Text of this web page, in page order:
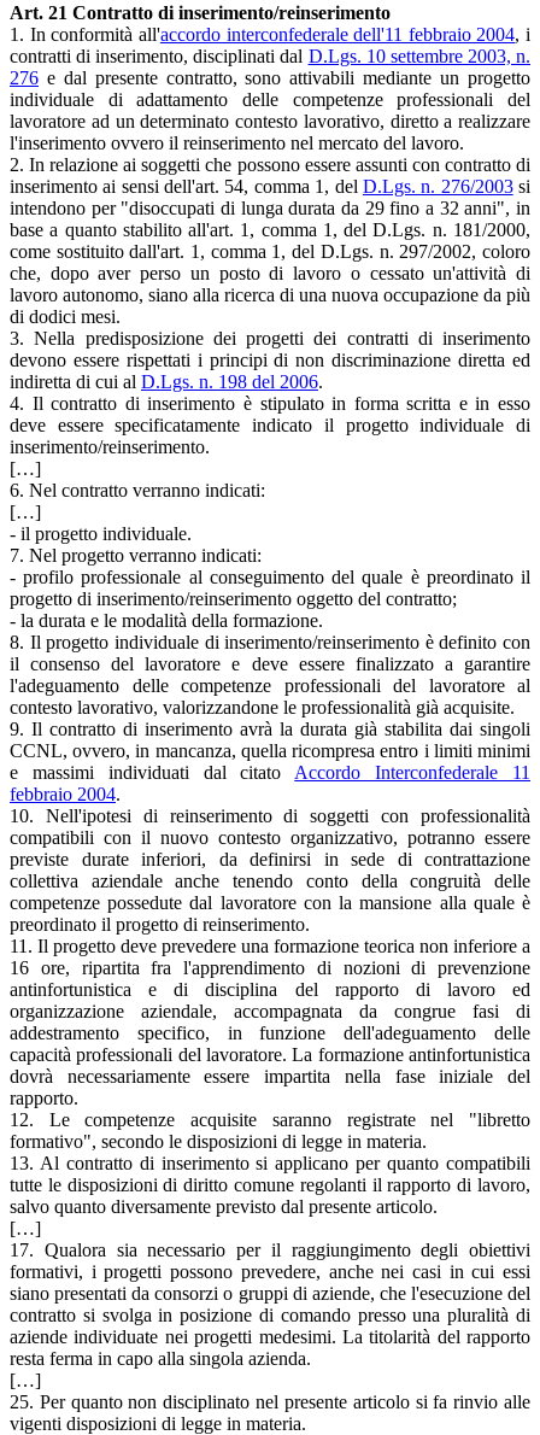
Art. 21 Contratto di inserimento/reinserimento
1. In conformità all'accordo interconfederale dell'11 febbraio 2004, i
contratti di inserimento, disciplinati dal D.Lgs. 10 settembre 2003, n.
276 e dal presente contratto, sono attivabili mediante un progetto
individuale di adattamento delle competenze professionali del
lavoratore ad un determinato contesto lavorativo, diretto a realizzare
l'inserimento ovvero il reinserimento nel mercato del lavoro.
2. In relazione ai soggetti che possono essere assunti con contratto di
inserimento ai sensi dell'art. 54, comma 1, del D.Lgs. n. 276/2003si
intendono per "disoccupati di lunga durata da 29 fino a 32 anni", in
base a quanto stabilito all'art. 1, comma 1, del D.Lgs. n. 181/2000,
come sostituito dall'art. 1, comma 1, del D.Lgs. n. 297/2002, coloro
che, dopo aver perso un posto di lavoro o cessato un'attività di
lavoro autonomo, siano alla ricerca di una nuova occupazione da più
di dodici mesi.
3. Nella predisposizione dei progetti dei contratti di inserimento
devono essere rispettati i principi di non discriminazione diretta ed
indiretta di cui al D.Lgs. n. 198 del 2006.
4. Il contratto di inserimento è stipulato in forma scritta e in esso
deve essere specificatamente indicato il progetto individuale di
inserimento/reinserimento.
[…]
6. Nel contratto verranno indicati:
[…]
- il progetto individuale.
7. Nel progetto verranno indicati:
- profilo professionale al conseguimento del quale è preordinato il
progetto di inserimento/reinserimento oggetto del contratto;
- la durata e le modalità della formazione.
8. Il progetto individuale di inserimento/reinserimento è definito con
il consenso del lavoratore e deve essere finalizzato a garantire
l'adeguamento delle competenze professionali del lavoratore al
contesto lavorativo, valorizzandone le professionalità già acquisite.
9. Il contratto di inserimento avrà la durata già stabilita dai singoli
CCNL, ovvero, in mancanza, quella ricompresa entro i limiti minimi
e massimi individuati dal citato Accordo Interconfederale 11
febbraio 2004.
10. Nell'ipotesi di reinserimento di soggetti con professionalità
compatibili con il nuovo contesto organizzativo, potranno essere
previste durate inferiori, da definirsi in sede di contrattazione
collettiva aziendale anche tenendo conto della congruità delle
competenze possedute dal lavoratore con la mansione alla quale è
preordinato il progetto di reinserimento.
11. Il progetto deve prevedere una formazione teorica non inferiore a
16 ore, ripartita fra l'apprendimento di nozioni di prevenzione
antinfortunistica e di disciplina del rapporto di lavoro ed
organizzazione aziendale, accompagnata da congrue fasi di
addestramento specifico, in funzione dell'adeguamento delle
capacità professionali del lavoratore. La formazione antinfortunistica
dovrà necessariamente essere impartita nella fase iniziale del
rapporto.
12. Le competenze acquisite saranno registrate nel "libretto
formativo", secondo le disposizioni di legge in materia.
13. Al contratto di inserimento si applicano per quanto compatibili
tutte le disposizioni di diritto comune regolanti il rapporto di lavoro,
salvo quanto diversamente previsto dal presente articolo.
[…]
17. Qualora sia necessario per il raggiungimento degli obiettivi
formativi, i progetti possono prevedere, anche nei casi in cui essi
siano presentati da consorzi o gruppi di aziende, che l'esecuzione del
contratto si svolga in posizione di comando presso una pluralità di
aziende individuate nei progetti medesimi. La titolarità del rapporto
resta ferma in capo alla singola azienda.
[…]
25. Per quanto non disciplinato nel presente articolo si fa rinvio alle
vigenti disposizioni di legge in materia.